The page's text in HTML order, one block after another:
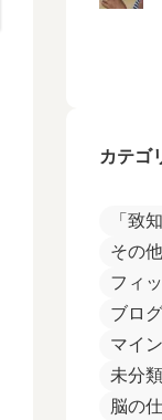
カテゴ
「致知
その他
フィ
ブログ
マイ
未分類
脳の